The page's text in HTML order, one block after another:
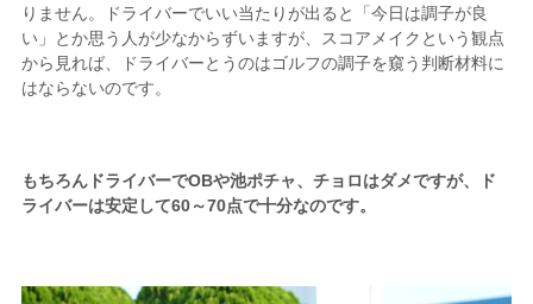
りません。ドライバーでいい当たりが出ると「今日は調子が良
い」とか思う人が少なからずいますが、スコアメイクという観点
から見れば、ドライバーとうのはゴルフの調子を窺う判断材料に
はならないのです。
もちろんドライバーでOBや池ポチャ、チョロはダメですが、ド
ライバーは安定して60～70点で十分なのです。